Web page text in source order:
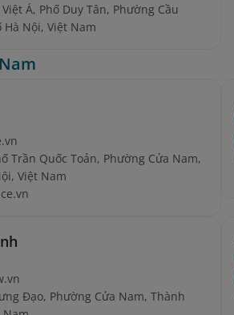
Á, Phố Duy Tân, Phường Cầu
Nội, Việt Nam
Trần Quốc Toản, Phường Cửa Nam,
Việt Nam
Đạo, Phường Cửa Nam, Thành